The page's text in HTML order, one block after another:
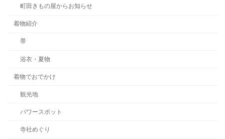
町田きもの屋からお知らせ
着物紹介
帯
浴衣・夏物
着物でおでかけ
観光地
パワースポット
寺社めぐり